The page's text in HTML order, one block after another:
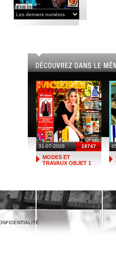
31-07-2026 18747
MODES ET
TRAVAUX OBJET 1